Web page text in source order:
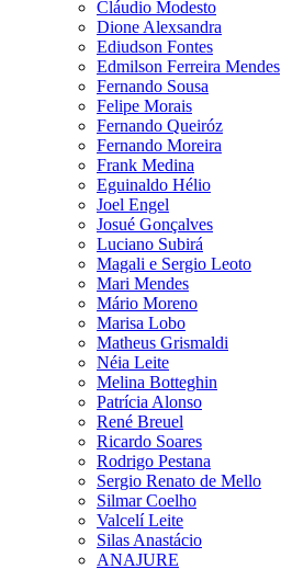
Cláudio Modesto
Dione Alexsandra
Ediudson Fontes
Edmilson Ferreira Mendes
Fernando Sousa
Felipe Morais
Fernando Queiróz
Fernando Moreira
Frank Medina
Eguinaldo Hélio
Joel Engel
Josué Gonçalves
Luciano Subirá
Magali e Sergio Leoto
Mari Mendes
Mário Moreno
Marisa Lobo
Matheus Grismaldi
Néia Leite
Melina Botteghin
Patrícia Alonso
René Breuel
Ricardo Soares
Rodrigo Pestana
Sergio Renato de Mello
Silmar Coelho
Valcelí Leite
Silas Anastácio
ANAJURE